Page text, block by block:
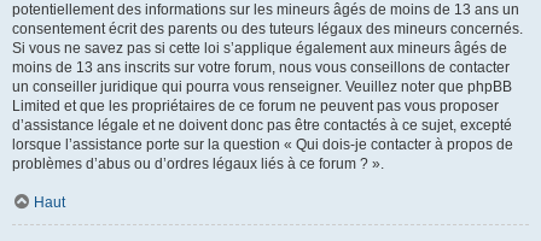
potentiellement des informations sur les mineurs âgés de moins de 13 ans un
consentement écrit des parents ou des tuteurs légaux des mineurs concernés.
Si vous ne savez pas si cette loi s’applique également aux mineurs âgés de
moins de 13 ans inscrits sur votre forum, nous vous conseillons de contacter
un conseiller juridique qui pourra vous renseigner. Veuillez noter que phpBB
Limited et que les propriétaires de ce forum ne peuvent pas vous proposer
d’assistance légale et ne doivent donc pas être contactés à ce sujet, excepté
lorsque l’assistance porte sur la question « Qui dois-je contacter à propos de
problèmes d’abus ou d’ordres légaux liés à ce forum ? ».
Haut